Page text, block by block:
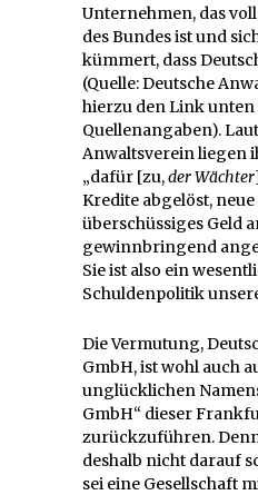
Unternehmen, das
des Bundes ist und
kümmert, dass
(Quelle: Deutsche
hierzu den Link unten
Quellenangaben).
Anwaltsverein liegen
„dafür [zu,der Wächter
Kredite abgelöst,
überschüssiges Geld
gewinnbringend
Sie ist also ein
Schuldenpolitik
Die Vermutung,
GmbH, ist wohl auch
unglücklichen
GmbH“ dieser
zurückzuführen.
deshalb nicht darauf
sei eine Gesellschaft